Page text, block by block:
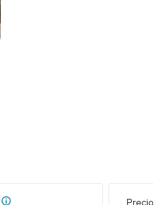
Precio